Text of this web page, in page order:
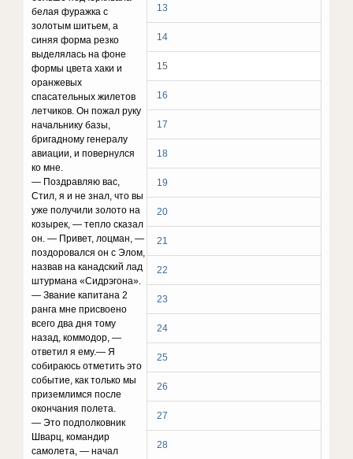
13
14
15
16
17
18
19
20
21
22
23
24
25
26
27
28
белая фуражка с
золотым шитьем, а
синяя форма резко
выделялась на фоне
формы цвета хаки и
оранжевых
спасательных жилетов
летчиков. Он пожал руку
начальнику базы,
бригадному генералу
авиации, и повернулся
ко мне.
— Поздравляю вас,
Стил, я и не знал, что вы
уже получили золото на
козырек, — тепло сказал
он. — Привет, лоцман, —
поздоровался он с Элом,
назвав на канадский лад
штурмана «Сидрэгона».
— Звание капитана 2
ранга мне присвоено
всего два дня тому
назад, коммодор, —
ответил я ему.— Я
собираюсь отметить это
событие, как только мы
приземлимся после
окончания полета.
— Это подполковник
Шварц, командир
самолета, — начал